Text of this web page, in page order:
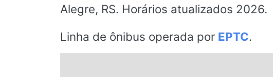
São Paulo
Rio de Janeiro
Alegre, RS. Horários atualizados 2026.
Linha de ônibus operada por EPTC.